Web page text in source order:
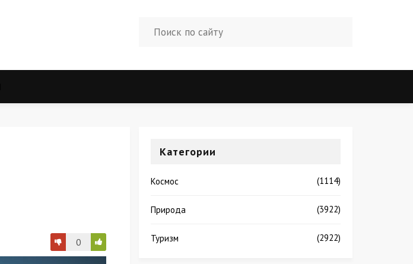
0
Категории
Космос (1114)
Природа (3922)
Туризм (2922)